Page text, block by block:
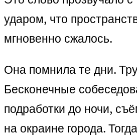
ударом, что
мгновенно сжалось.
Она помнила те дни.
Бесконечные
подработки до ночи,
на окраине города.